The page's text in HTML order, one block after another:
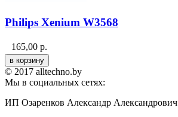
Philips Xenium W3568
165,00 р.
© 2017 alltechno.by
Мы в социальных сетях:
ИП Озаренков Александр Александрович